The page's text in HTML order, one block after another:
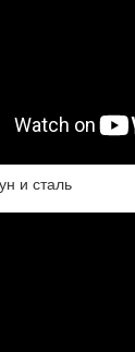
и сталь